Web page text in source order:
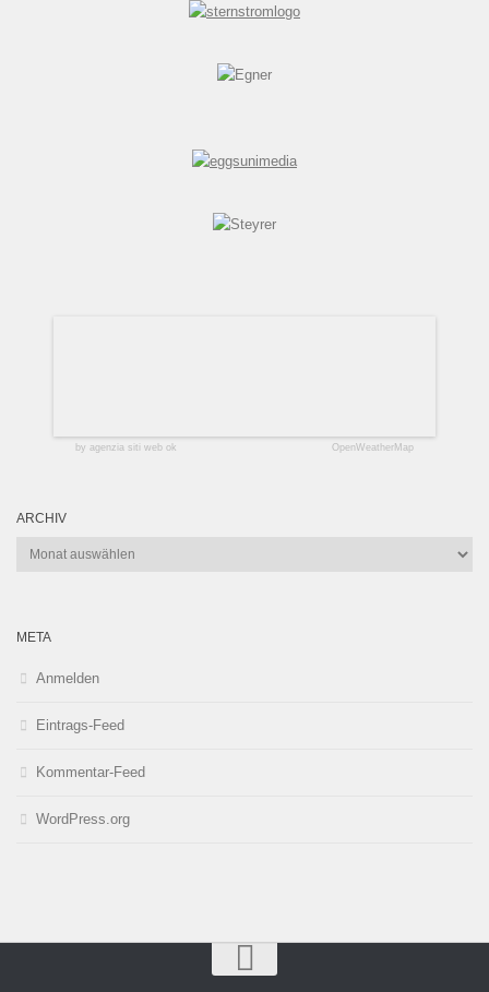
by agenzia siti web ok OpenWeatherMap
ARCHIV
Archiv
META
Anmelden
Eintrags-Feed
Kommentar-Feed
WordPress.org